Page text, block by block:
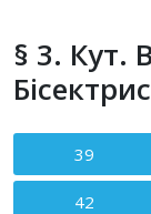
§ 3. Кут.
Зміст статті
39
42